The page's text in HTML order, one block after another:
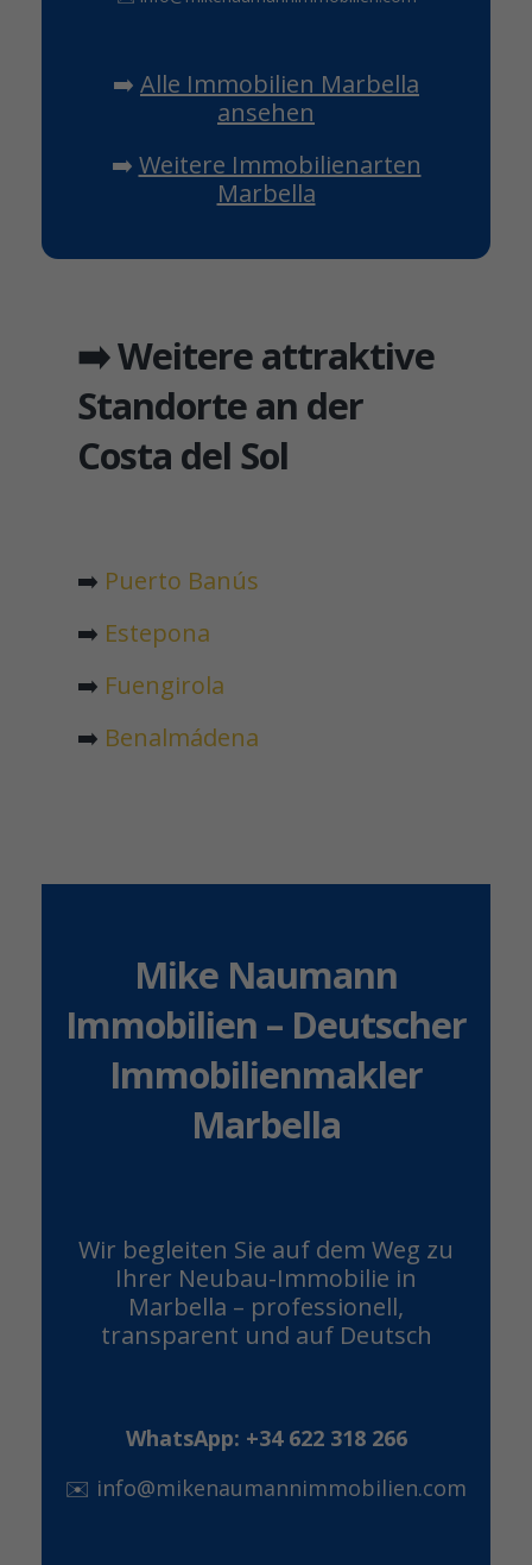
➡️ Alle Immobilien Marbella
ansehen
➡️ Weitere Immobilienarten
Marbella
➡️ Weitere attraktive
Standorte an der
Costa del Sol
➡️ Puerto Banús
➡️ Estepona
➡️ Fuengirola
➡️ Benalmádena
Mike Naumann
Immobilien – Deutscher
Immobilienmakler
Marbella
Wir begleiten Sie auf dem Weg zu
Ihrer Neubau-Immobilie in
Marbella – professionell,
transparent und auf Deutsch
WhatsApp: +34 622 318 266
✉️ info@mikenaumannimmobilien.com